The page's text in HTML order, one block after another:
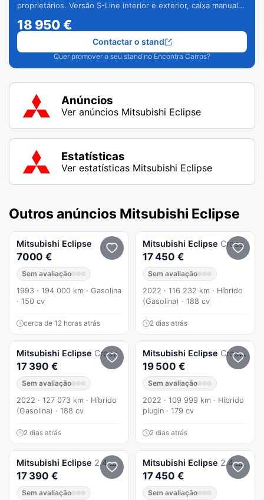
proprietários. Versão S-Line interior e exterior, caixa manual
18 950€
Quer promover o seu stand no Encontra Carros?
Contactar o stand
Anúncios
Ver anúncios Mitsubishi Eclipse
Estatísticas
Ver estatísticas Mitsubishi Eclipse
Outros anúncios Mitsubishi Eclipse
Mitsubishi Eclipse
7000 €
Sem avaliação
1993 · 194 000 km · Gasolina
· 150 cv
cerca de 12 horas atrás
Mitsubishi Eclipse Cross
17 450 €
Sem avaliação
2022 · 116 232 km · Híbrido
(Gasolina) · 188 cv
2 dias atrás
Mitsubishi Eclipse Cross
17 390 €
Sem avaliação
2022 · 127 073 km · Híbrido
(Gasolina) · 188 cv
2 dias atrás
Mitsubishi Eclipse Cross Hibrido Plug In Iva Dedutivél
19 500 €
Sem avaliação
2022 · 109 999 km · Híbrido
plugin · 179 cv
2 dias atrás
Mitsubishi Eclipse 2.4 PHEV eMotion
17 390 €
Sem avaliação
Mitsubishi Eclipse 2.4 PHEV eMotion
17 450 €
Sem avaliação